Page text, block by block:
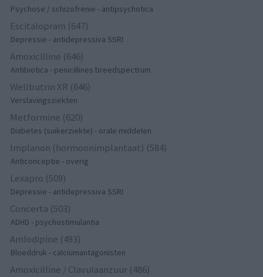
Psychose / schizofrenie - antipsychotica
Escitalopram (647)
Depressie - antidepressiva SSRI
Amoxicilline (646)
Antibiotica - penicillines breedspectrum
Wellbutrin XR (646)
Verslavingsziekten
Metformine (620)
Diabetes (suikerziekte) - orale middelen
Implanon (hormoonimplantaat) (584)
Anticonceptie - overig
Lexapro (509)
Depressie - antidepressiva SSRI
Concerta (503)
ADHD - psychostimulantia
Amlodipine (493)
Bloeddruk - calciumantagonisten
Amoxicilline / Clavulaanzuur (486)